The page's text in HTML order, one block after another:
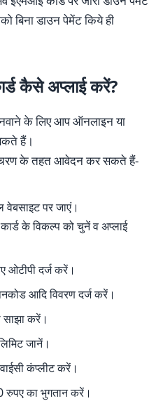
बिना डाउन पेमेंट किये ही
कैसे अप्लाई करें?
के लिए आप ऑनलाइन या
हैं।
के तहत आवेदन कर सकते हैं-
पर जाएं।
के विकल्प को चुनें व अप्लाई
ओटीपी दर्ज करें।
आदि विवरण दर्ज करें।
करें।
जानें।
कंप्लीट करें।
रुपए का भुगतान करें।